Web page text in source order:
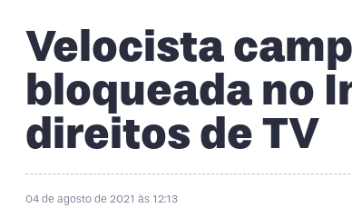
Velocista
bloqueada no
direitos de TV
04 de agosto de 2021 às 12:13